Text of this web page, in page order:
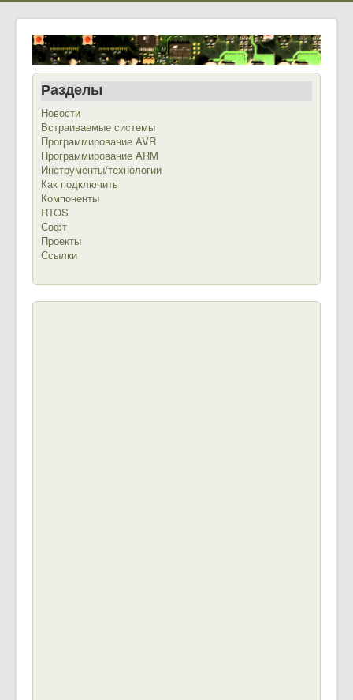
Разделы
Новости
Встраиваемые системы
Программирование AVR
Программирование ARM
Инструменты/технологии
Как подключить
Компоненты
RTOS
Софт
Проекты
Ссылки